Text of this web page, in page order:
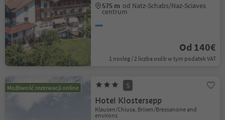
575 m od Natz-Schabs/Naz-Sciaves
centrum
Od 140€
1 nocleg / 2 liczba osób w tym podatek VAT
Możliwość rezerwacji online S
Hotel Klostersepp
Klausen/Chiusa, Brixen/Bressanone and
environs